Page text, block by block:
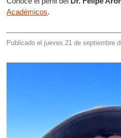
Académicos.
Publicado el jueves 21 de septiembre